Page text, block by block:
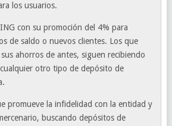
los usuarios.
con su promoción del 4% para
de saldo o nuevos clientes. Los que
ahorros de antes, siguen recibiendo
otro tipo de depósito de
promueve la infidelidad con la entidad y
buscando depósitos de